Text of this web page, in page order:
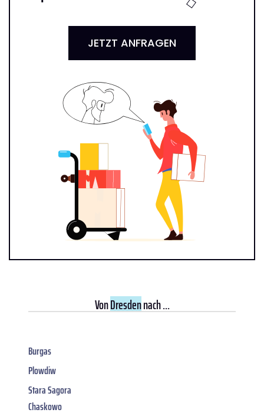
JETZT ANFRAGEN
VonDresdennach ...
Burgas
Plowdiw
Stara Sagora
Chaskowo